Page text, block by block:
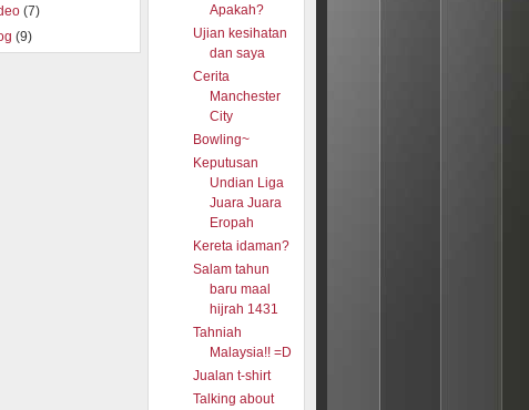
(7)
(9)
Apakah?
Ujian kesihatan
dan saya
Cerita
Manchester
City
Bowling~
Keputusan
Undian Liga
Juara Juara
Eropah
Kereta idaman?
Salam tahun
baru maal
hijrah 1431
Tahniah
Malaysia!! =D
Jualan t-shirt
Talking about